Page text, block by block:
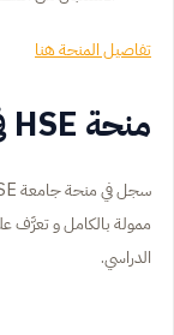
تفاصيل المنحة هنا
منحة HSE في روسيا
ممولة بالكامل و تعرَّف
الدراسي.